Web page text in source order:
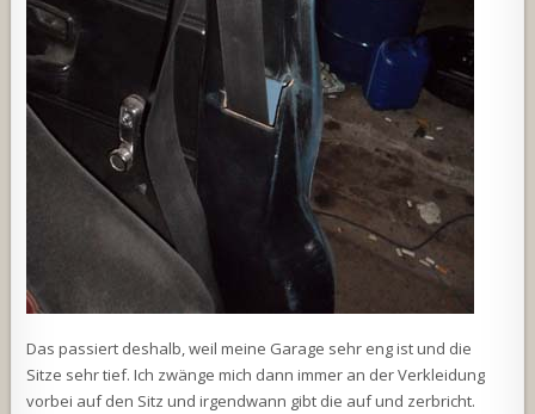
Das passiert deshalb, weil meine Garage sehr eng ist und die
Sitze sehr tief. Ich zwänge mich dann immer an der Verkleidung
vorbei auf den Sitz und irgendwann gibt die auf und zerbricht.